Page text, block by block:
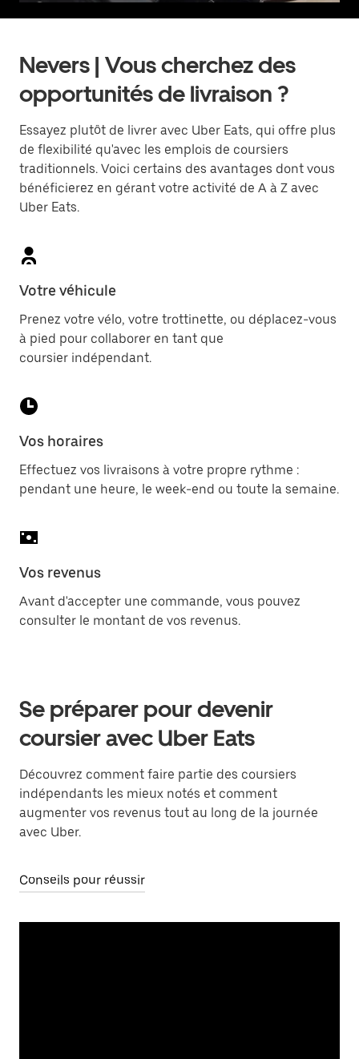
Nevers | Vous cherchez des
opportunités de livraison ?
Essayez plutôt de livrer avec Uber Eats, qui offre plus
de flexibilité qu'avec les emplois de coursiers
traditionnels. Voici certains des avantages dont vous
bénéficierez en gérant votre activité de A à Z avec
Uber Eats.
Votre véhicule
Prenez votre vélo, votre trottinette, ou déplacez-vous
à pied pour collaborer en tant que
coursier indépendant.
Vos horaires
Effectuez vos livraisons à votre propre rythme :
pendant une heure, le week-end ou toute la semaine.
Vos revenus
Avant d'accepter une commande, vous pouvez
consulter le montant de vos revenus.
Se préparer pour devenir
coursier avec Uber Eats
Découvrez comment faire partie des coursiers
indépendants les mieux notés et comment
augmenter vos revenus tout au long de la journée
avec Uber.
Conseils pour réussir